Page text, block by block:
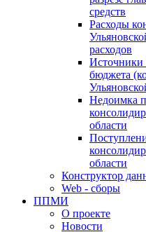
средств
Расходы
расходов
Источники
бюджета
Недоимка
области
области
Конструктор
Web - сборы
ППМИ
О проекте
Новости